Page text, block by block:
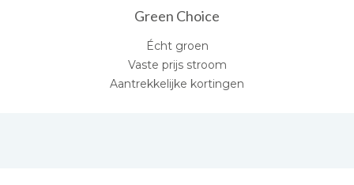
Green Choice
Écht groen
Vaste prijs stroom
Aantrekkelijke kortingen